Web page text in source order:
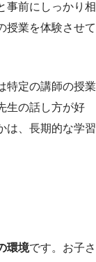
事前にしっかり相
授業を体験させて
特定の講師の授業
生の話し方が好
は、長期的な学習
環境です。お子さ